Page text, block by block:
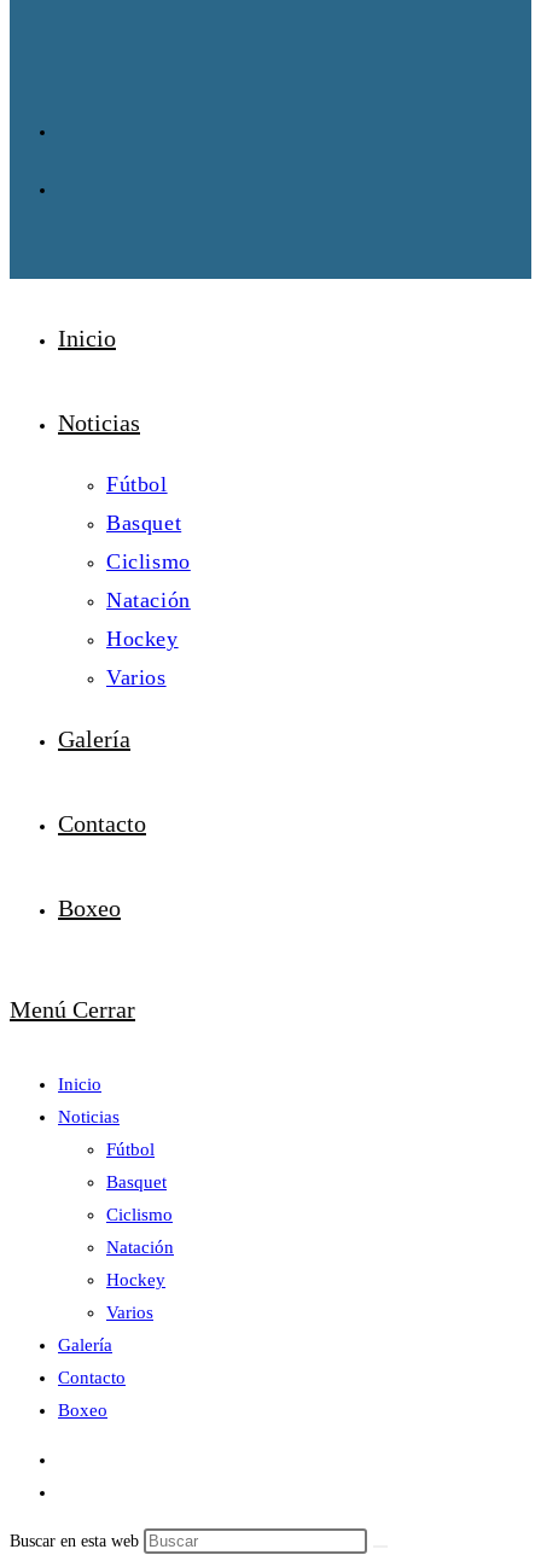
Inicio
Noticias
Fútbol
Basquet
Ciclismo
Natación
Hockey
Varios
Galería
Contacto
Boxeo
Menú Cerrar
Inicio
Noticias
Fútbol
Basquet
Ciclismo
Natación
Hockey
Varios
Galería
Contacto
Boxeo
Buscar en esta web